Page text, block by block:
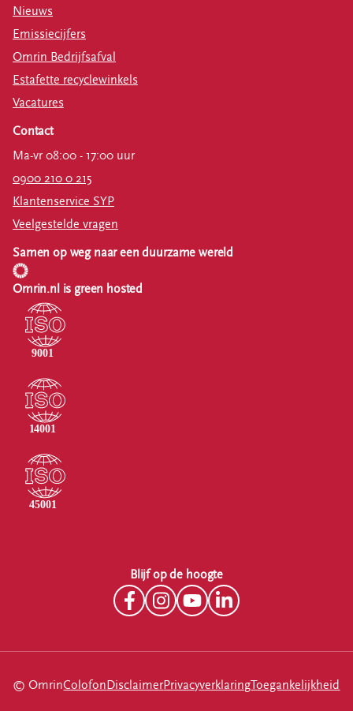
Nieuws
Emissiecijfers
Omrin Bedrijfsafval
Estafette recyclewinkels
Vacatures
Contact
Ma-vr 08:00 - 17:00 uur
0900 210 0 215
Klantenservice SYP
Veelgestelde vragen
Samen op weg naar een duurzame wereld
Omrin.nl is green hosted
Blijf op de hoogte
© OmrinColofonDisclaimerPrivacyverklaringToegankelijkheid